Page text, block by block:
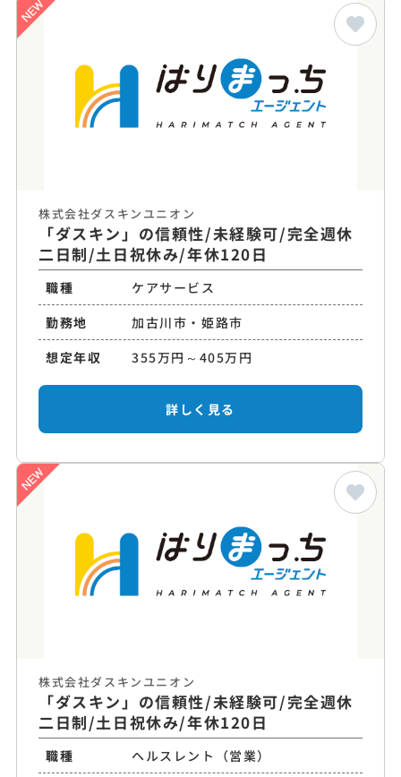
株式会社ダスキンユニオン
「ダスキン」の信頼性/未経験可/完全週休
二日制/土日祝休み/年休120日
職種
ケアサービス
勤務地
加古川市・姫路市
想定年収
355万円～405万円
詳しく見る
株式会社ダスキンユニオン
「ダスキン」の信頼性/未経験可/完全週休
二日制/土日祝休み/年休120日
職種
ヘルスレント（営業）